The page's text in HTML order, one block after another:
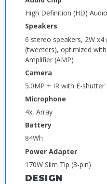
High Definition (HD)
Speakers
6 stereo speakers, 2W
(tweeters), optimized
Amplifier (AMP)
Camera
5.0MP + IR with E-shutter
Microphone
4x, Array
Battery
84Wh
Power Adapter
170W Slim Tip (3-pin)
DESIGN